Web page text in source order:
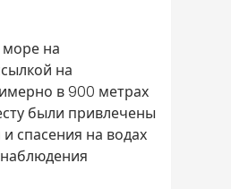
море на
на
в 900 метрах
были привлечены
спасения на водах